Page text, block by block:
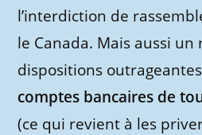
l’interdiction de
le Canada. Mais aussi un
dispositions
comptes bancaires de
(ce qui revient à les